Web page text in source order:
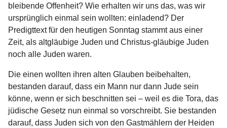
bleibende Offenheit? Wie erhalten wir uns das, was wir
ursprünglich einmal sein wollten: einladend? Der
Predigttext für den heutigen Sonntag stammt aus einer
Zeit, als altgläubige Juden und Christus-gläubige Juden
noch alle Juden waren.
Die einen wollten ihren alten Glauben beibehalten,
bestanden darauf, dass ein Mann nur dann Jude sein
könne, wenn er sich beschnitten sei – weil es die Tora, das
jüdische Gesetz nun einmal so vorschreibt. Sie bestanden
darauf, dass Juden sich von den Gastmählern der Heiden